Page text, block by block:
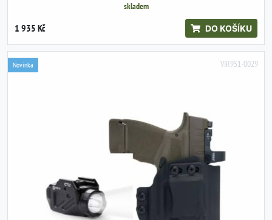
skladem
1 935 Kč DO KOŠÍKU
VIR951-0029
Novinka